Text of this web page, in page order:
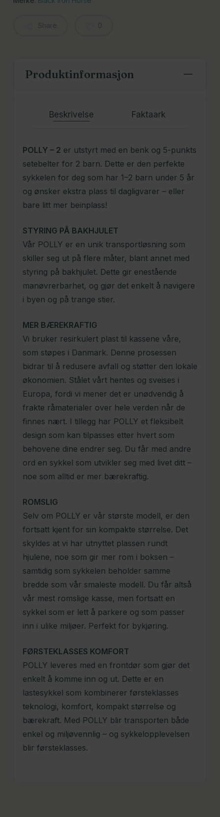
Produktinformasjon
Beskrivelse Faktaark
POLLY – 2 er utstyrt med en benk og 5-punkts
setebelter for 2 barn. Dette er den perfekte
sykkelen for deg som har 1–2 barn under 5 år
og ønsker ekstra plass til dagligvarer – eller
bare litt mer beinplass!
STYRING PÅ BAKHJULET
Vår POLLY er en unik transportløsning som
skiller seg ut på flere måter, blant annet med
styring på bakhjulet. Dette gir enestående
manøvrerbarhet, og gjør det enkelt å navigere
i byen og på trange stier.
MER BÆREKRAFTIG
Vi bruker resirkulert plast til kassene våre,
som støpes i Danmark. Denne prosessen
bidrar til å redusere avfall og støtter den lokale
økonomien. Stålet vårt hentes og sveises i
Europa, fordi vi mener det er unødvendig å
frakte råmaterialer over hele verden når de
finnes nært. I tillegg har POLLY et fleksibelt
design som kan tilpasses etter hvert som
behovene dine endrer seg. Du får med andre
ord en sykkel som utvikler seg med livet ditt –
noe som alltid er mer bærekraftig.
ROMSLIG
Selv om POLLY er vår største modell, er den
fortsatt kjent for sin kompakte størrelse. Det
skyldes at vi har utnyttet plassen rundt
hjulene, noe som gir mer rom i boksen –
samtidig som sykkelen beholder samme
bredde som vår smaleste modell. Du får altså
vår mest romslige kasse, men fortsatt en
sykkel som er lett å parkere og som passer
inn i ulike miljøer. Perfekt for bykjøring.
FØRSTEKLASSES KOMFORT
POLLY leveres med en frontdør som gjør det
enkelt å komme inn og ut. Dette er en
lastesykkel som kombinerer førsteklasses
teknologi, komfort, kompakt størrelse og
bærekraft. Med POLLY blir transporten både
enkel og miljøvennlig – og sykkelopplevelsen
blir førsteklasses.